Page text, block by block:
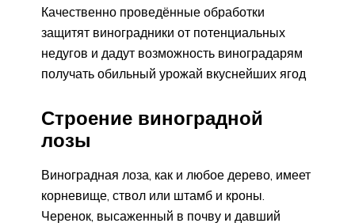
Качественно проведённые обработки
защитят виноградники от потенциальных
недугов и дадут возможность виноградарям
получать обильный урожай вкуснейших ягод
Строение виноградной
лозы
Виноградная лоза, как и любое дерево, имеет
корневище, ствол или штамб и кроны.
Черенок, высаженный в почву и давший